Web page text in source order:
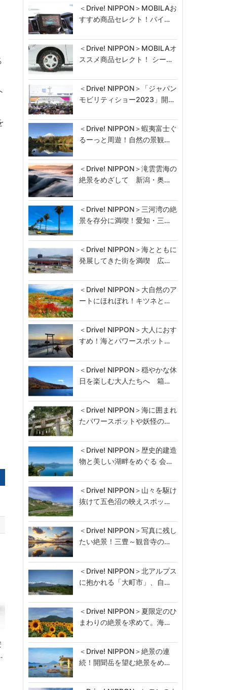
＜Drive! NIPPON＞MOBILAお
すすめ商品セレクト！パイ…
＜Drive! NIPPON＞MOBILAオ
ススメ商品セレクト！ シー…
＜Drive! NIPPON＞「ジャパン
モビリティショー2023」開…
＜Drive! NIPPON＞蝦夷富士ぐ
るーっと周遊！自然の景観…
＜Drive! NIPPON＞滝雲雲海の
絶景をめざして 新潟・奥…
＜Drive! NIPPON＞三河湾の絶
景を存分に満喫！愛知・三…
＜Drive! NIPPON＞海とともに
発展してきた街を満喫 広…
＜Drive! NIPPON＞大自然のア
ートにほれぼれ！キツネと…
＜Drive! NIPPON＞大人におす
すめ！海とパワースポット…
＜Drive! NIPPON＞穏やかな休
日を楽しむ大人たちへ 箱…
＜Drive! NIPPON＞海に囲まれ
たパワースポットや妖怪の…
＜Drive! NIPPON＞歴史的建造
物と美しい湖畔をめぐる 会…
＜Drive! NIPPON＞山々を駆け
抜けて五色沼の映えスポッ…
＜Drive! NIPPON＞写真に残し
たい絶景！三豊～観音寺の…
＜Drive! NIPPON＞北アルプス
に抱かれる「大町市」、自…
＜Drive! NIPPON＞夏限定のひ
まわりの絶景を求めて。海…
＜Drive! NIPPON＞絶景の連
続！開聞岳を望む絶景をめ…